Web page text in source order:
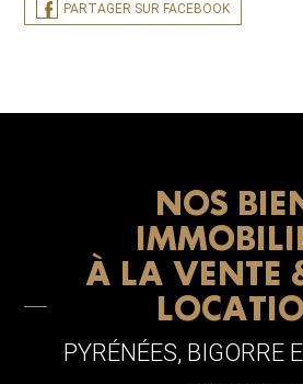
PARTAGER SUR FACEBOOK
NOS
À LA VENTE
PYRÉNÉES, BIGORRE